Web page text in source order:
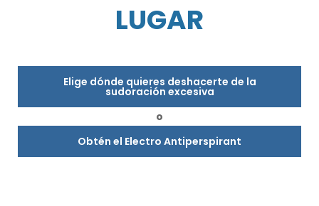
LUGAR
Elige dónde quieres deshacerte de la
sudoración excesiva
o
Obtén el Electro Antiperspirant